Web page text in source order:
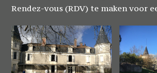
Rendez-vous (RDV) te maken voor